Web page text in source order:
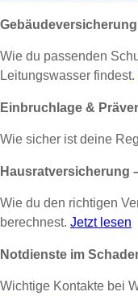
Wie du passenden
Leitungswasser findest.
Einbruchlage &
Wie sicher ist deine
Hausratversicherung
Wie du den richtigen
berechnest. Jetzt lesen
Notdienste im
Wichtige Kontakte bei